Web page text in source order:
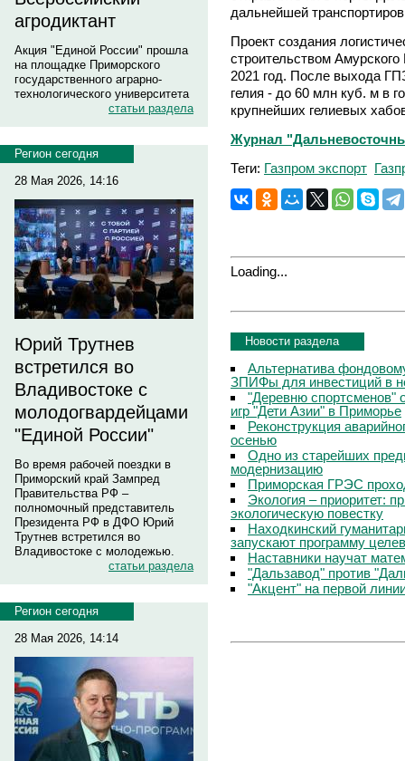
агродиктант
Акция "Единой России" прошла
на площадке Приморского
государственного аграрно-
технологического университета
статьи раздела
Регион сегодня
28 Мая 2026, 14:16
Юрий Трутнев
встретился во
Владивостоке с
молодогвардейцами
"Единой России"
Во время рабочей поездки в
Приморский край Зампред
Правительства РФ –
полномочный представитель
Президента РФ в ДФО Юрий
Трутнев встретился во
Владивостоке с молодежью.
статьи раздела
Регион сегодня
28 Мая 2026, 14:14
дальнейшей
Проект создания
строительством
2021 год. После выхода
гелия - до 60 млн куб. м в
крупнейших гелиевых
Журнал
Теги: Газпром экспорт
Loading...
Новости раздела
Альтернатива
ЗПИФы для инвестиций в
"Деревню спортсменов"
игр "Дети Азии" в Приморье
Реконструкция
осенью
Одно из старейших
модернизацию
Приморская ГРЭС
Экология – приоритет:
экологическую повестку
Находкинский
запускают программу
Наставники научат
"Дальзавод" против
"Акцент" на первой